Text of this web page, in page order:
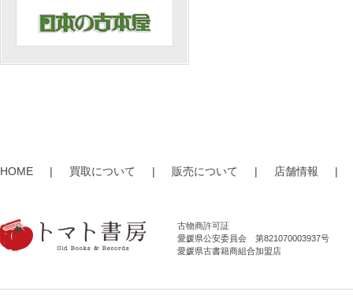
HOME | 買取について | 販売について | 店舗情報 |
古物商許可証
愛媛県公安委員会 第821070003937号
愛媛県古書籍商組合加盟店